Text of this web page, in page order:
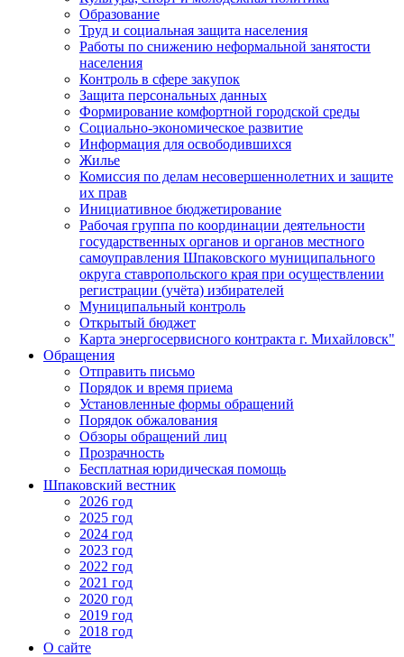
Образование
Труд и социальная защита населения
Работы по снижению неформальной занятости
населения
Контроль в сфере закупок
Защита персональных данных
Формирование комфортной городской среды
Социально-экономическое развитие
Информация для освободившихся
Жилье
Комиссия по делам несовершеннолетних и защите
их прав
Инициативное бюджетирование
Рабочая группа по координации деятельности
государственных органов и органов местного
самоуправления Шпаковского муниципального
округа ставропольского края при осуществлении
регистрации (учёта) избирателей
Муниципальный контроль
Открытый бюджет
Карта энергосервисного контракта г. Михайловск"
Обращения
Отправить письмо
Порядок и время приема
Установленные формы обращений
Порядок обжалования
Обзоры обращений лиц
Прозрачность
Бесплатная юридическая помощь
Шпаковский вестник
2026 год
2025 год
2024 год
2023 год
2022 год
2021 год
2020 год
2019 год
2018 год
О сайте